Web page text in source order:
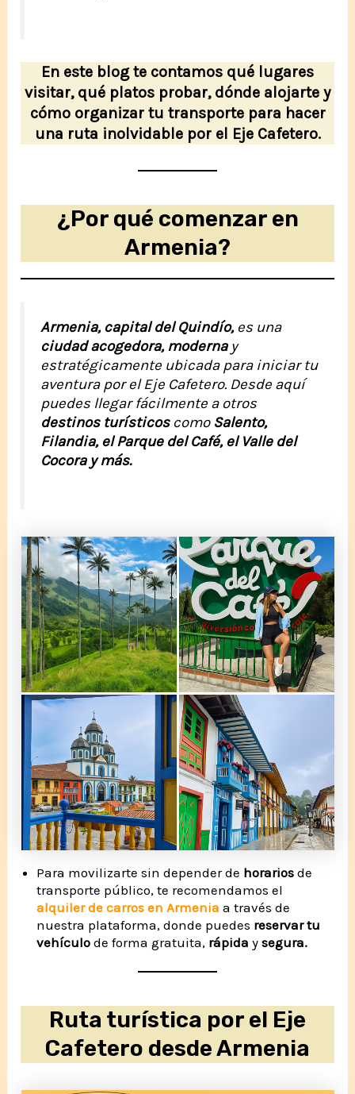
En este blog te contamos qué lugares
visitar, qué platos probar, dónde alojarte y
cómo organizar tu transporte para hacer
una ruta inolvidable por el Eje Cafetero.
¿Por qué comenzar en
Armenia?
Armenia, capital del Quindío, es una
ciudad acogedora, modernay
estratégicamente ubicada para iniciar tu
aventura por el Eje Cafetero. Desde aquí
puedes llegar fácilmente a otros
destinos turísticos como Salento,
Filandia, el Parque del Café, el Valle del
Cocora y más.
Para movilizarte sin depender de horarios de
transporte público, te recomendamos el
alquiler de carros en Armenia a través de
nuestra plataforma, donde puedes reservar tu
vehículode forma gratuita, rápida ysegura.
Ruta turística por el Eje
Cafetero desde Armenia